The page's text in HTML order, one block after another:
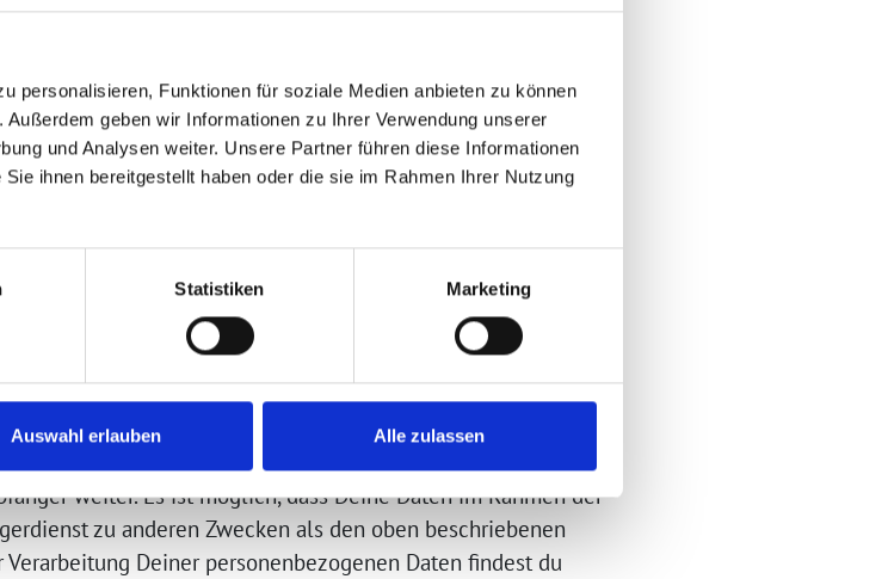
personalisieren, Funktionen für soziale Medien anbieten zu können
geben wir Informationen zu Ihrer Verwendung unserer
und Analysen weiter. Unsere Partner führen diese Informationen
ihnen bereitgestellt haben oder die sie im Rahmen Ihrer Nutzung
Statistiken Marketing
Auswahl erlauben Alle zulassen
WhatsApp-Nachrichten
WhatsApp-Nachrichten
ausschließlich von den dafür bestimmten
verarbeitet, um Dir Informationen zuzusenden.
Daten von dem jeweiligen Admin der Gruppe verarbeitet.
verpflichtet, die datenschutz- und persönlichkeitsrechtlichen
weiter. Es ist möglich, dass Deine Daten im Rahmen der
zu anderen Zwecken als den oben beschriebenen
Deiner personenbezogenen Daten findest du